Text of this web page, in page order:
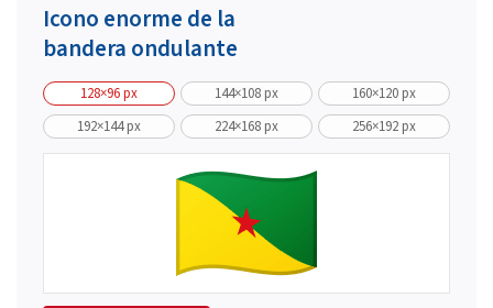
Icono enorme de la
bandera ondulante
128×96 px 144×108 px
160×120 px
192×144 px
224×168 px 256×192 px